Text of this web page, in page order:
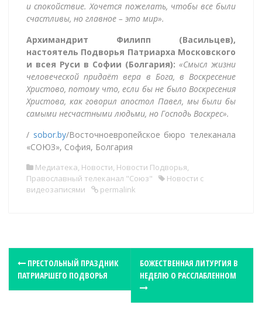
и спокойствие. Хочется пожелать, чтобы все были
счастливы, но главное – это мир».
Архимандрит Филипп (Васильцев),
настоятель Подворья Патриарха Московского
и всея Руси в Софии (Болгария): «Смысл жизни
человеческой придаёт вера в Бога, в Воскресение
Христово, потому что, если бы не было Воскресения
Христова, как говорил апостол Павел, мы были бы
самыми несчастными людьми, но Господь Воскрес».
/ sobor.by/Восточноевропейское бюро телеканала
«СОЮЗ», София, Болгария
Медиатека, Новости, Новости Подворья,
Православный телеканал "Союз"
Новости с
видеозаписями
permalink
ПРЕСТОЛЬНЫЙ ПРАЗДНИК
ПАТРИАРШЕГО ПОДВОРЬЯ
БОЖЕСТВЕННАЯ ЛИТУРГИЯ В
НЕДЕЛЮ О РАССЛАБЛЕННОМ